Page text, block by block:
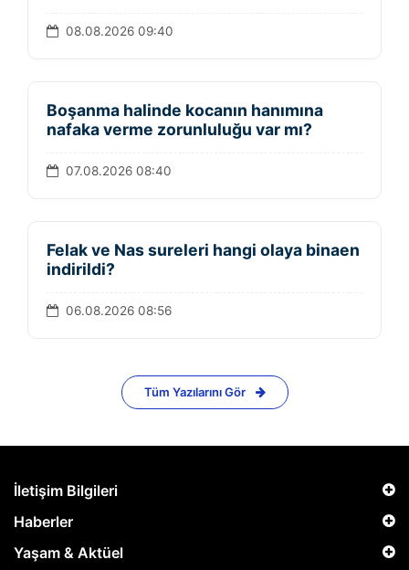
08.08.2026 09:40
Boşanma halinde kocanın hanımına
nafaka verme zorunluluğu var mı?
07.08.2026 08:40
Felak ve Nas sureleri hangi olaya binaen
indirildi?
06.08.2026 08:56
Tüm Yazılarını Gör
İletişim Bilgileri
Haberler
Yaşam & Aktüel